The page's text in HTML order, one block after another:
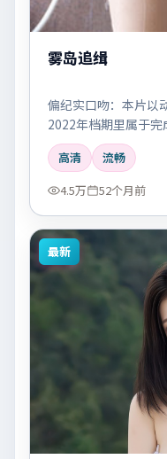
雾岛追缉
偏纪实口吻：本片以
2022年档期里属于完
高清
流畅
4.5万
52个月前
最新